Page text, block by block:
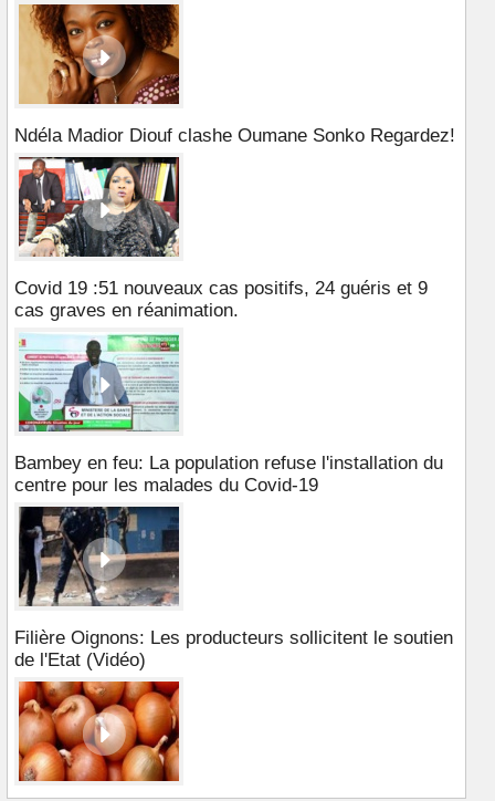
Ndéla Madior Diouf clashe Oumane Sonko Regardez!
Covid 19 :51 nouveaux cas positifs, 24 guéris et 9
cas graves en réanimation.
Bambey en feu: La population refuse l'installation du
centre pour les malades du Covid-19
Filière Oignons: Les producteurs sollicitent le soutien
de l'Etat (Vidéo)